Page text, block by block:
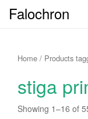
Falochron
Home / Products
stiga
Showing 1–16 of